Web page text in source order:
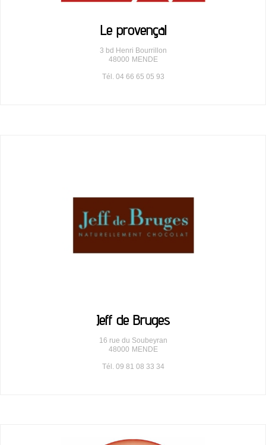
Le provençal
3 bd Henri Bourrillon
48000 MENDE
Tél. 04 66 65 05 93
Jeff de Bruges
16 rue du Soubeyran
48000 MENDE
Tél. 09 81 08 33 34